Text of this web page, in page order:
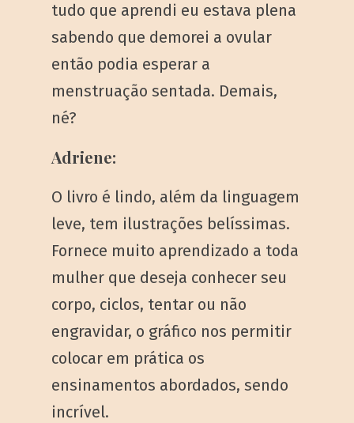
tudo que aprendi eu estava plena
sabendo que demorei a ovular
então podia esperar a
menstruação sentada. Demais,
né?
Adriene:
O livro é lindo, além da linguagem
leve, tem ilustrações belíssimas.
Fornece muito aprendizado a toda
mulher que deseja conhecer seu
corpo, ciclos, tentar ou não
engravidar, o gráfico nos permitir
colocar em prática os
ensinamentos abordados, sendo
incrível.